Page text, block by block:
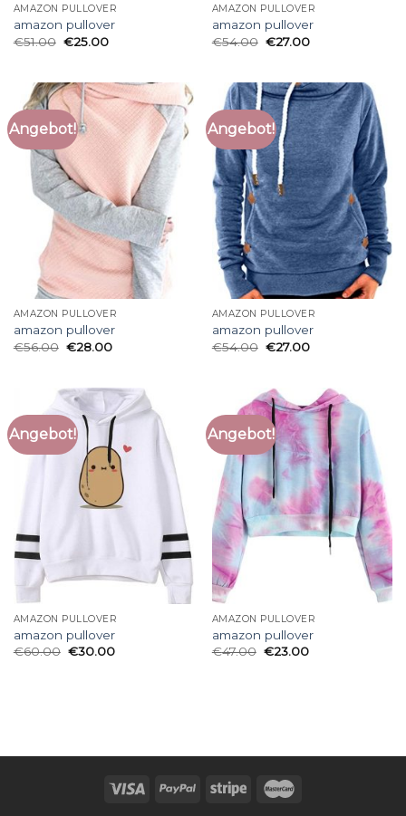
AMAZON PULLOVER
amazon pullover
€51.00 €25.00
AMAZON PULLOVER
amazon pullover
€54.00 €27.00
Angebot!
AMAZON PULLOVER
amazon pullover
€56.00 €28.00
Angebot!
AMAZON PULLOVER
amazon pullover
€54.00 €27.00
Angebot!
AMAZON PULLOVER
amazon pullover
€60.00 €30.00
Angebot!
AMAZON PULLOVER
amazon pullover
€47.00 €23.00